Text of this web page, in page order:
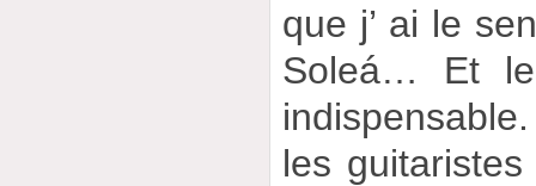
que j’ ai le
Soleá… Et
les